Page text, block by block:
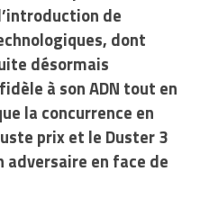
de
dont
désormais
à son ADN tout en
la concurrence en
prix et le Duster 3
adversaire en face de